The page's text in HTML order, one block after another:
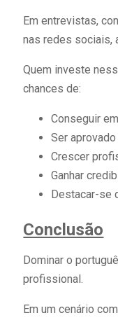
Em entrevistas,
nas redes sociais,
Quem investe
chances de:
Conseguir
Ser
Crescer
Ganhar
Destacar-se
Conclusão
Dominar o
profissional.
Em um cenário